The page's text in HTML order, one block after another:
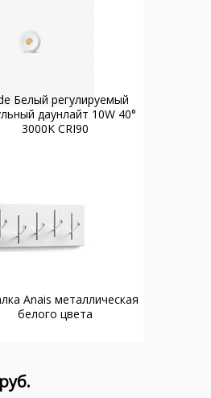
Белый регулируемый
даунлайт 10W 40°
3000K CRI90
Anais металлическая
белого цвета